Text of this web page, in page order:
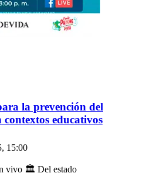
la prevención del
contextos educativos
15:00
vivo 🏛️ Del estado